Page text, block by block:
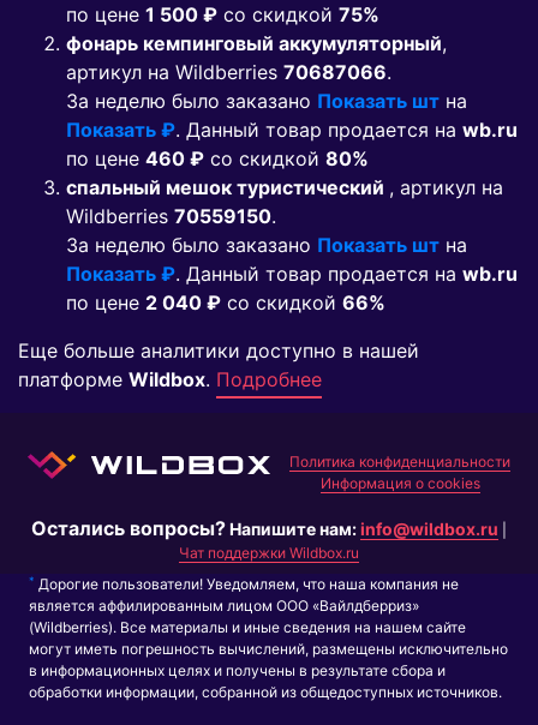
по цене 1 500 ₽ co скидкой 75%
фонарь кемпинговый аккумуляторный,
артикул на Wildberries 70687066.
За неделю было заказано Показать шт на
Показать ₽. Данный товар продается на wb.ru
по цене 460 ₽ co скидкой 80%
спальный мешок туристический , артикул на
Wildberries 70559150.
За неделю было заказано Показать шт на
Показать ₽. Данный товар продается на wb.ru
по цене 2 040 ₽ co скидкой 66%
Еще больше аналитики доступно в нашей
платформе Wildbox. Подробнее
Политика конфиденциальности
Информация о cookies
Остались вопросы?Напишите нам:info@wildbox.ru
Чат поддержки Wildbox.ru
* Дорогие пользователи! Уведомляем, что наша компания не
является аффилированным лицом ООО «Вайлдберриз»
(Wildberries). Все материалы и иные сведения на нашем сайте
могут иметь погрешность вычислений, размещены исключительно
в информационных целях и получены в результате сбора и
обработки информации, собранной из общедоступных источников.